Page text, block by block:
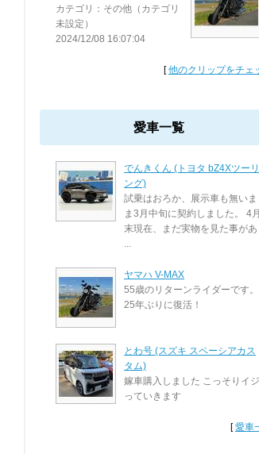
カテゴリ：その他（カテゴリ
未設定）
2024/12/08 16:07:04
[他のクリップをチェ
愛車一覧
でんきくん (トヨタ bZ4Xツーリ
ング)
試乗はおろか、展示車も無いま
ま3月中旬に契約しました。 4月
末現在、まだ実物を見た事があ
...
ヤマハ V-MAX
55歳のリターンライダーです。
25年ぶりに復活！
とわ号 (スズキ スペーシアカス
タム)
嫁車購入しました こっそりイジ
っていきます
[愛車